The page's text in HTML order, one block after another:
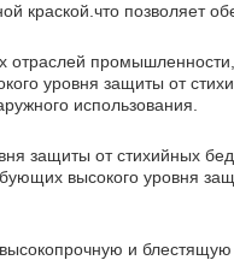
позволяет
уровня защиты от
использования.
защиты от стихийных
высокого уровня
и